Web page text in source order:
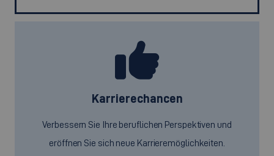
Karrierechancen
Verbessern Sie Ihre beruflichen Perspektiven und
eröffnen Sie sich neue Karrieremöglichkeiten.